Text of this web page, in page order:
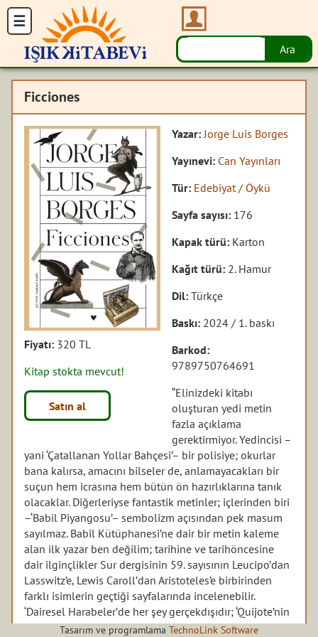
Ficciones
Fiyatı: 320 TL
Kitap stokta mevcut!
Satın al
Yazar: Jorge Luis Borges
Yayınevi: Can Yayınları
Tür: Edebiyat / Öykü
Sayfa sayısı: 176
Kapak türü: Karton
Kağıt türü: 2. Hamur
Dil:Türkçe
Baskı: 2024 / 1. baskı
Barkod:
9789750764691
“Elinizdeki kitabı
oluşturan yedi metin
fazla açıklama
gerektirmiyor. Yedincisi –
yani ‘Çatallanan Yollar Bahçesi’– bir polisiye; okurlar
bana kalırsa, amacını bilseler de, anlamayacakları bir
suçun hem icrasına hem bütün ön hazırlıklarına tanık
olacaklar. Diğerleriyse fantastik metinler; içlerinden biri
–‘Babil Piyangosu’– sembolizm açısından pek masum
sayılmaz. Babil Kütüphanesi’ne dair bir metin kaleme
alan ilk yazar ben değilim; tarihine ve tarihöncesine
dair ilginçlikler Sur dergisinin 59. sayısının Leucipo’dan
Lasswitz’e, Lewis Caroll’dan Aristoteles’e birbirinden
farklı isimlerin geçtiği sayfalarında incelenebilir.
‘Dairesel Harabeler’de her şey gerçekdışıdır; ‘Quijote’nin
Yazarı Pierre Menard’da romanın başkahramanının
Tasarım ve programlama TechnoLink Software